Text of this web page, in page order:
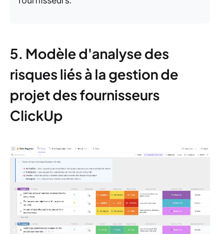
5. Modèle d'analyse des
risques liés à la gestion de
projet des fournisseurs
ClickUp